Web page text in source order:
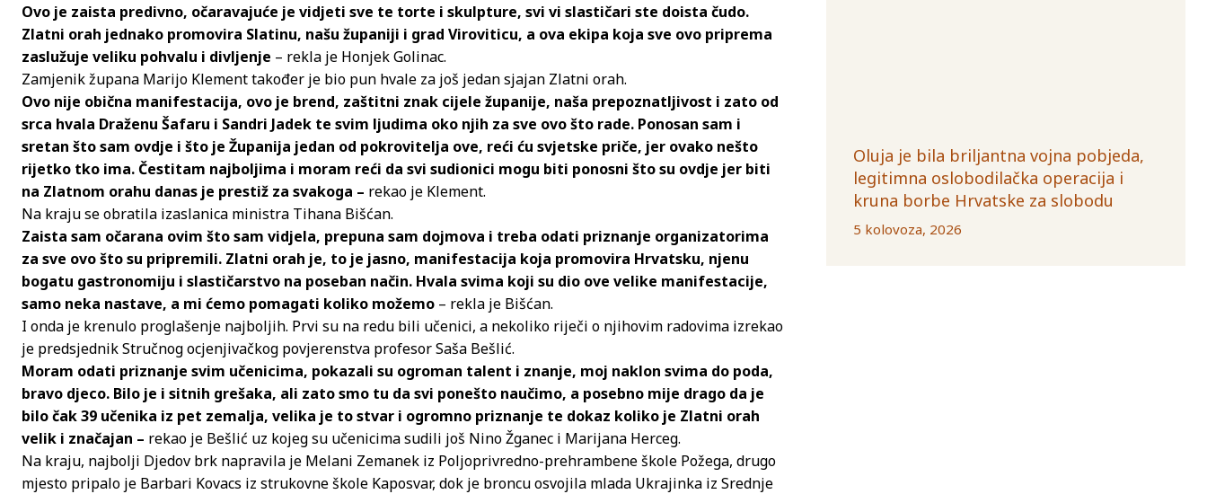
Ovo je zaista predivno, očaravajuće je vidjeti sve te torte i skulpture, svi vi slastičari ste doista čudo.
Zlatni orah jednako promovira Slatinu, našu županiji i grad Viroviticu, a ova ekipa koja sve ovo priprema
zaslužuje veliku pohvalu i divljenje – rekla je Honjek Golinac.
Zamjenik župana Marijo Klement također je bio pun hvale za još jedan sjajan Zlatni orah.
Ovo nije obična manifestacija, ovo je brend, zaštitni znak cijele županije, naša prepoznatljivost i zato od
srca hvala Draženu Šafaru i Sandri Jadek te svim ljudima oko njih za sve ovo što rade. Ponosan sam i
sretan što sam ovdje i što je Županija jedan od pokrovitelja ove, reći ću svjetske priče, jer ovako nešto
rijetko tko ima. Čestitam najboljima i moram reći da svi sudionici mogu biti ponosni što su ovdje jer biti
na Zlatnom orahu danas je prestiž za svakoga – rekao je Klement.
Na kraju se obratila izaslanica ministra Tihana Bišćan.
Zaista sam očarana ovim što sam vidjela, prepuna sam dojmova i treba odati priznanje organizatorima
za sve ovo što su pripremili. Zlatni orah je, to je jasno, manifestacija koja promovira Hrvatsku, njenu
bogatu gastronomiju i slastičarstvo na poseban način. Hvala svima koji su dio ove velike manifestacije,
samo neka nastave, a mi ćemo pomagati koliko možemo – rekla je Bišćan.
I onda je krenulo proglašenje najboljih. Prvi su na redu bili učenici, a nekoliko riječi o njihovim radovima izrekao
je predsjednik Stručnog ocjenjivačkog povjerenstva profesor Saša Bešlić.
Moram odati priznanje svim učenicima, pokazali su ogroman talent i znanje, moj naklon svima do poda,
bravo djeco. Bilo je i sitnih grešaka, ali zato smo tu da svi ponešto naučimo, a posebno mije drago da je
bilo čak 39 učenika iz pet zemalja, velika je to stvar i ogromno priznanje te dokaz koliko je Zlatni orah
velik i značajan – rekao je Bešlić uz kojeg su učenicima sudili još Nino Žganec i Marijana Herceg.
Na kraju, najbolji Djedov brk napravila je Melani Zemanek iz Poljoprivredno-prehrambene škole Požega, drugo
mjesto pripalo je Barbari Kovacs iz strukovne škole Kaposvar, dok je broncu osvojila mlada Ukrajinka iz Srednje
Oluja je bila briljantna vojna pobjeda,
legitimna oslobodilačka operacija i
kruna borbe Hrvatske za slobodu
5 kolovoza, 2026